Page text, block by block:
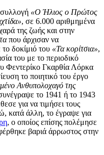
«Ο Ήλιος ο Πρώτος
, σε 6.000 αριθμημένα
της ζωής και στην
που άρχισαν να
δοκίμιό του «Τα κορίτσια»,
του με το περιοδικό
Φεντερίκο Γκαρθία Λόρκα
το ποιητικό του έργο
Ανθυπολοχαγό της
το 1941 ή το 1943
για να τιμήσει τους
κατά άλλη, το έγραψε για
, ο οποίος επίσης πολέμησε
βαριά άρρωστος στην